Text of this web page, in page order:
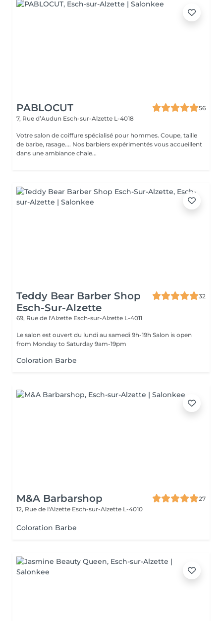
PABLOCUT
56
7, Rue d’Audun Esch-sur-Alzette L-4018
Votre salon de coiffure spécialisé pour hommes. Coupe, taille
de barbe, rasage.... Nos barbiers expérimentés vous accueillent
dans une ambiance chale...
Teddy Bear Barber Shop
Esch-Sur-Alzette
32
69, Rue de l'Alzette Esch-sur-Alzette L-4011
Le salon est ouvert du lundi au samedi 9h-19h Salon is open
from Monday to Saturday 9am-19pm
Coloration Barbe
M&A Barbarshop
27
12, Rue de l'Alzette Esch-sur-Alzette L-4010
Coloration Barbe